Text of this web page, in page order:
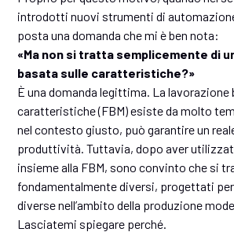
introdotti nuovi strumenti di
posta una domanda che mi è ben nota:
«Ma non si tratta semplicemente di
basata sulle caratteristiche?»
È una domanda legittima. La lavorazione
caratteristiche (FBM) esiste da molto
nel contesto giusto, può garantire un
produttività. Tuttavia, dopo aver
insieme alla FBM, sono convinto che si
fondamentalmente diversi, progettati
diverse nell’ambito della produzione
Lasciatemi spiegare perché.